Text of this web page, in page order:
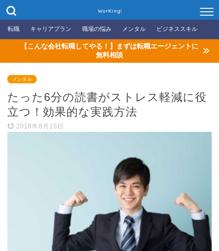
WorKing!
転職 キャリアプラン 職場の悩み メンタル ビジネススキル
【こんな会社転職してやる！】まずは転職エージェントに
無料相談
メンタル
たった6分の読書がストレス軽減に役
立つ！効果的な実践方法
2018年8月15日